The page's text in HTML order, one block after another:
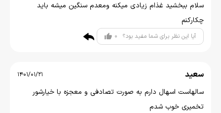
سلام ببخشید غذام زیادی میکنه ومعدم سنگین میشه باید
چکارکنم
آیا این نظر برای شما مفید بود؟ 0
سعید 1401/01/21
سالهاست اسهال دارم به صورت تصادفی و معجزه با خیارشور
تخمیری خوب شدم